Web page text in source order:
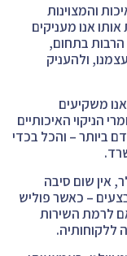
והמצוינות
אנו מעניקים
הרבות בתחום,
ולהעניק
משקיעים
הניקוי האיכותיים
ביותר – והכל בכדי
אין שום סיבה
– כאשר פוליש
לרמת השירות
ללקוחותיה.